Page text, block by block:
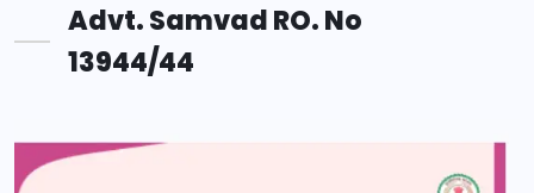
Advt. Samvad RO. No
13944/44